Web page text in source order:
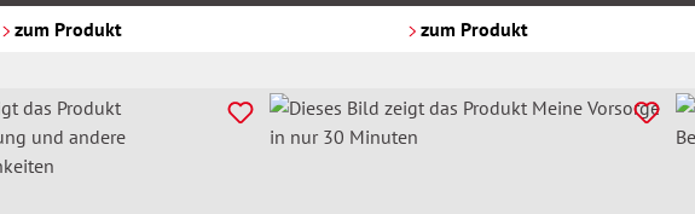
zum Produkt
zum Produkt